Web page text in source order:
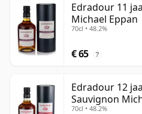
Edradour 11
Michael Eppan
70cl • 48.2%
€ 65 ?
Edradour 12
Sauvignon
70cl • 48.2%